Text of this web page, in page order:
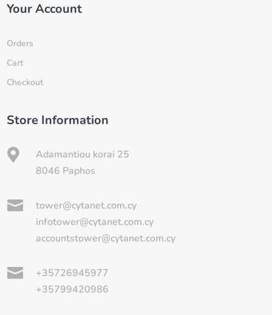
Your Account
Orders
Cart
Checkout
Store Information

Adamantiou korai 25
8046 Paphos

tower@cytanet.com.cy
infotower@cytanet.com.cy
accountstower@cytanet.com.cy

+35726945977
+35799420986